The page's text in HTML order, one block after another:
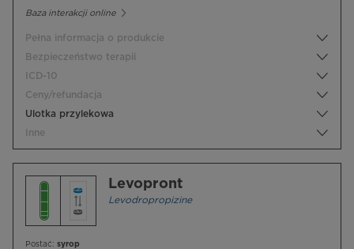
Baza interakcji online
Pełna informacja o produkcie
Bezpieczeństwo terapii
ICD-10
Ceny/refundacja
Ulotka przylekowa
Inne
Levopront
Levodropropizine
Postać: syrop